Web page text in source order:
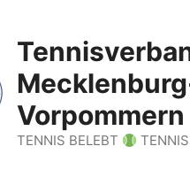
Vorpommern
TENNIS BELEBT